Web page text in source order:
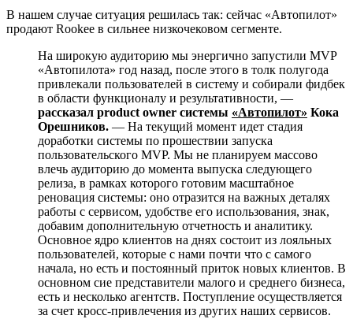
В нашем случае ситуация решилась так: сейчас «Автопилот»
продают Rookee в сильнее низкочековом сегменте.
На широкую аудиторию мы энергично запустили MVP
«Автопилота» год назад, после этого в толк полугода
привлекали пользователей в систему и собирали фидбек
в области функционалу и результативности, —
рассказал product owner системы «Автопилот» Кока
Орешников. — На текущий момент идет стадия
доработки системы по прошествии запуска
пользовательского MVP. Мы не планируем массово
влечь аудиторию до момента выпуска следующего
релиза, в рамках которого готовим масштабное
реновация системы: оно отразится на важных деталях
работы с сервисом, удобстве его использования, знак,
добавим дополнительную отчетность и аналитику.
Основное ядро клиентов на днях состоит из лояльных
пользователей, которые с нами почти что с самого
начала, но есть и постоянный приток новых клиентов. В
основном сие представители малого и среднего бизнеса,
есть и несколько агентств. Поступление осуществляется
за счет кросс-привлечения из других наших сервисов.